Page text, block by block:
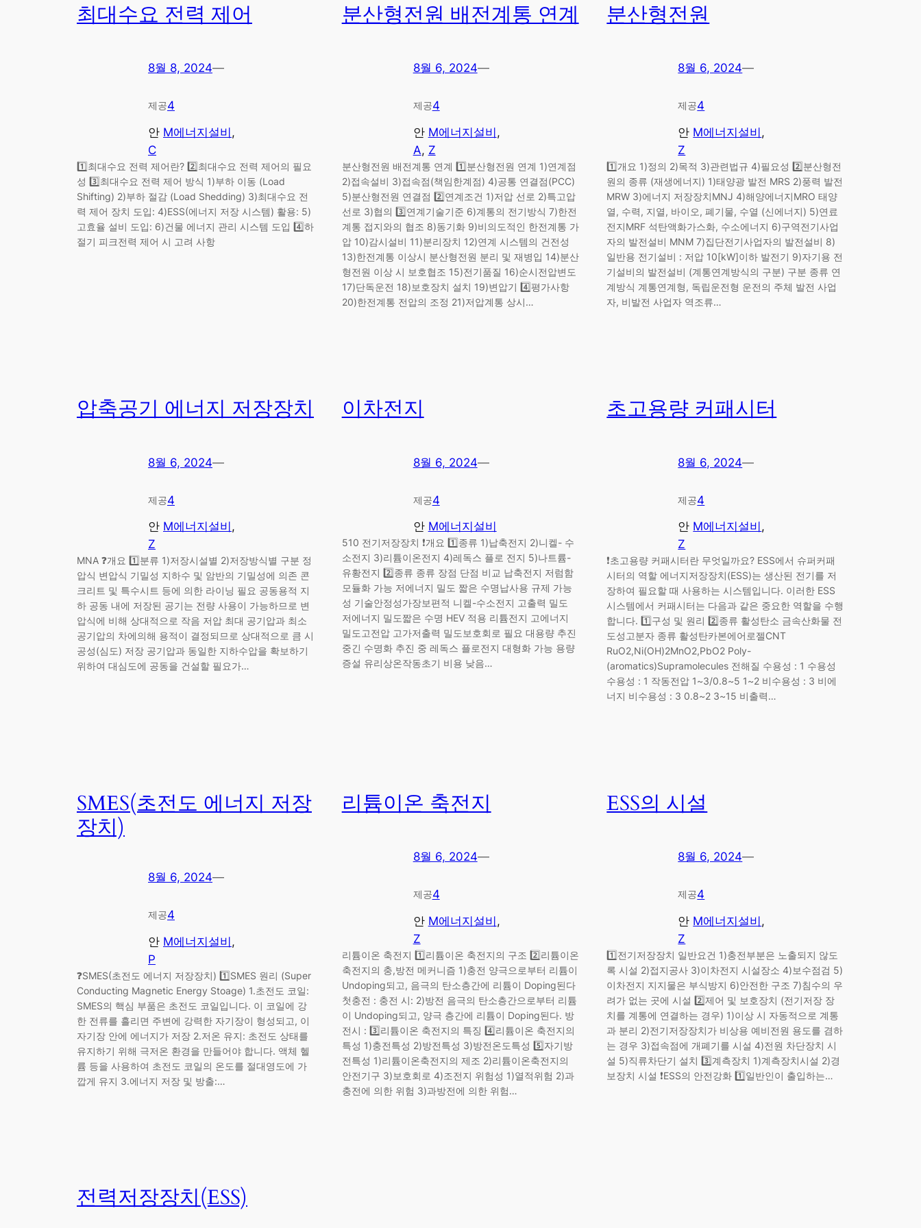
최대수요 전력 제어
8월 8, 2024—
제공4
안 M에너지설비
C
1️⃣최대수요 전력 제어란? 2️⃣최대수요 전력 제어의 필요
성 3️⃣최대수요 전력 제어 방식 1)부하 이동 (Load
Shifting) 2)부하 절감 (Load Shedding) 3)최대수요 전
력 제어 장치 도입: 4)ESS(에너지 저장 시스템) 활용: 5)
고효율 설비 도입: 6)건물 에너지 관리 시스템 도입 4️⃣하
절기 피크전력 제어 시 고려 사항
분산형전원 배전계통 연계
8월 6, 2024—
제공4
안 M에너지설비
A, Z
분산형전원 배전계통 연계 1️⃣분산형전원 연계 1)연계점
2)접속설비 3)접속점(책임한계점) 4)공통 연결점(PCC)
5)분산형전원 연결점 2️⃣연계조건 1)저압 선로 2)특고압
선로 3)협의 3️⃣연계기술기준 6)계통의 전기방식 7)한전
계통 접지와의 협조 8)동기화 9)비의도적인 한전계통 가
압 10)감시설비 11)분리장치 12)연계 시스템의 건전성
13)한전계통 이상시 분산형전원 분리 및 재병입 14)분산
형전원 이상 시 보호협조 15)전기품질 16)순시전압변도
17)단독운전 18)보호장치 설치 19)변압기 4️⃣평가사항
20)한전계통 전압의 조정 21)저압계통 상시…
분산형전원
8월 6, 2024—
제공4
안 M에너지설비
Z
1️⃣개요 1)정의 2)목적 3)관련법규 4)필요성 2️⃣분산형전
원의 종류 (재생에너지) 1)태양광 발전 MRS 2)풍력 발전
MRW 3)에너지 저장장치MNJ 4)해양에너지MRO 태양
열, 수력, 지열, 바이오, 폐기물, 수열 (신에너지) 5)연료
전지MRF 석탄액화가스화, 수소에너지 6)구역전기사업
자의 발전설비 MNM 7)집단전기사업자의 발전설비 8)
일반용 전기설비 : 저압 10[kW]이하 발전기 9)자기용 전
기설비의 발전설비 (계통연계방식의 구분) 구분 종류 연
계방식 계통연계형, 독립운전형 운전의 주체 발전 사업
자, 비발전 사업자 역조류…
압축공기 에너지 저장장치
8월 6, 2024—
제공4
안 M에너지설비
Z
MNA ❓개요 1️⃣분류 1)저장시설별 2)저장방식별 구분 정
압식 변압식 기밀성 지하수 및 암반의 기밀성에 의존 콘
크리트 및 특수시트 등에 의한 라이닝 필요 공동용적 지
하 공동 내에 저장된 공기는 전량 사용이 가능하므로 변
압식에 비해 상대적으로 작음 저압 최대 공기압과 최소
공기압의 차에의해 용적이 결정되므로 상대적으로 큼 시
공성(심도) 저장 공기압과 동일한 지하수압을 확보하기
위하여 대심도에 공동을 건설할 필요가…
이차전지
8월 6, 2024—
제공4
안 M에너지설비
510 전기저장장치 ❗개요 1️⃣종류 1)납축전지 2)니켈- 수
소전지 3)리튬이온전지 4)레독스 플로 전지 5)나트륨-
유황전지 2️⃣종류 종류 장점 단점 비교 납축전지 저럼함
모듈화 가능 저에너지 밀도 짧은 수명납사용 규제 가능
성 기술안정성가장보편적 니켈-수소전지 고출력 밀도
저에너지 밀도짧은 수명 HEV 적용 리튬전지 고에너지
밀도고전압 고가저출력 밀도보호회로 필요 대용량 추진
중긴 수명화 추진 중 레독스 플로전지 대형화 가능 용량
증설 유리상온작동초기 비용 낮음…
초고용량 커패시터
8월 6, 2024—
제공4
안 M에너지설비
Z
❗초고용량 커패시터란 무엇일까요? ESS에서 슈퍼커패
시터의 역할 에너지저장장치(ESS)는 생산된 전기를 저
장하여 필요할 때 사용하는 시스템입니다. 이러한 ESS
시스템에서 커패시터는 다음과 같은 중요한 역할을 수행
합니다. 1️⃣구성 및 원리 2️⃣종류 활성탄소 금속산화물 전
도성고분자 종류 활성탄카본에어로젤CNT
RuO2,Ni(OH)2MnO2,PbO2 Poly-
(aromatics)Supramolecules 전해질 수용성 : 1 수용성
수용성 : 1 작동전압 1~3/0.8~5 1~2 비수용성 : 3 비에
너지 비수용성 : 3 0.8~2 3~15 비출력…
SMES(초전도 에너지 저장
장치)
8월 6, 2024—
제공4
안 M에너지설비
P
❓SMES(초전도 에너지 저장장치) 1️⃣SMES 원리 (Super
Conducting Magnetic Energy Stoage) 1.초전도 코일:
SMES의 핵심 부품은 초전도 코일입니다. 이 코일에 강
한 전류를 흘리면 주변에 강력한 자기장이 형성되고, 이
자기장 안에 에너지가 저장 2.저온 유지: 초전도 상태를
유지하기 위해 극저온 환경을 만들어야 합니다. 액체 헬
륨 등을 사용하여 초전도 코일의 온도를 절대영도에 가
깝게 유지 3.에너지 저장 및 방출:…
리튬이온 축전지
8월 6, 2024—
제공4
안 M에너지설비
Z
리튬이온 축전지 1️⃣리튬이온 축전지의 구조 2️⃣리튬이온
축전지의 충,방전 메커니즘 1)충전 양극으로부터 리튬이
Undoping되고, 음극의 탄소층간에 리튬이 Doping된다
첫충전 : 충전 시: 2)방전 음극의 탄소층간으로부터 리튬
이 Undoping되고, 양극 층간에 리튬이 Doping된다. 방
전시 : 3️⃣리튬이온 축전지의 특징 4️⃣리튬이온 축전지의
특성 1)충전특성 2)방전특성 3)방전온도특성 5️⃣자기방
전특성 1)리튬이온축전지의 제조 2)리튬이온축전지의
안전기구 3)보호회로 4)조전지 위험성 1)열적위험 2)과
충전에 의한 위험 3)과방전에 의한 위험…
ESS의 시설
8월 6, 2024—
제공4
안 M에너지설비
Z
1️⃣전기저장장치 일반요건 1)충전부분은 노출되지 않도
록 시설 2)접지공사 3)이차전지 시설장소 4)보수점검 5)
이차전지 지지물은 부식방지 6)안전한 구조 7)침수의 우
려가 없는 곳에 시설 2️⃣제어 및 보호장치 (전기저장 장
치를 계통에 연결하는 경우) 1)이상 시 자동적으로 계통
과 분리 2)전기저장장치가 비상용 예비전원 용도를 겸하
는 경우 3)접속점에 개폐기를 시설 4)전원 차단장치 시
설 5)직류차단기 설치 3️⃣계측장치 1)계측장치시설 2)경
보장치 시설 ❗ESS의 안전강화 1️⃣일반인이 출입하는…
전력저장장치(ESS)